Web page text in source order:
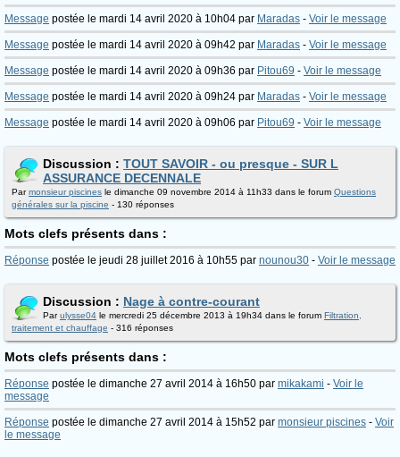
Message postée le mardi 14 avril 2020 à 10h04 par Maradas - Voir le message
Message postée le mardi 14 avril 2020 à 09h42 par Maradas - Voir le message
Message postée le mardi 14 avril 2020 à 09h36 par Pitou69 - Voir le message
Message postée le mardi 14 avril 2020 à 09h24 par Maradas - Voir le message
Message postée le mardi 14 avril 2020 à 09h06 par Pitou69 - Voir le message
Discussion : TOUT SAVOIR - ou presque - SUR L
ASSURANCE DECENNALE
Parmonsieur piscines le dimanche 09 novembre 2014 à 11h33 dans le forum Questions
générales sur la piscine - 130 réponses
Mots clefs présents dans :
Réponse postée le jeudi 28 juillet 2016 à 10h55 par nounou30 - Voir le message
Discussion : Nage à contre-courant
Parulysse04 le mercredi 25 décembre 2013 à 19h34 dans le forum Filtration,
traitement et chauffage - 316 réponses
Mots clefs présents dans :
Réponse postée le dimanche 27 avril 2014 à 16h50 par mikakami - Voir le
message
Réponse postée le dimanche 27 avril 2014 à 15h52 par monsieur piscines - Voir
le message